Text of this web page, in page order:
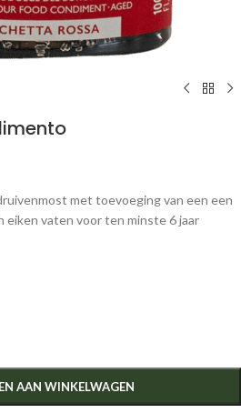
met toevoeging van een een
eiken vaten voor ten minste 6 jaar
AAN WINKELWAGEN